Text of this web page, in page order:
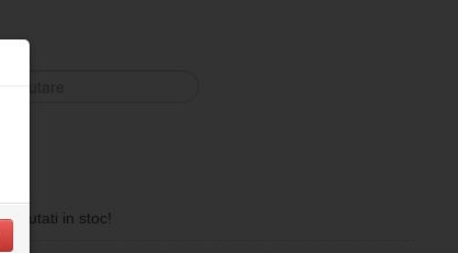
Noutati in stoc!